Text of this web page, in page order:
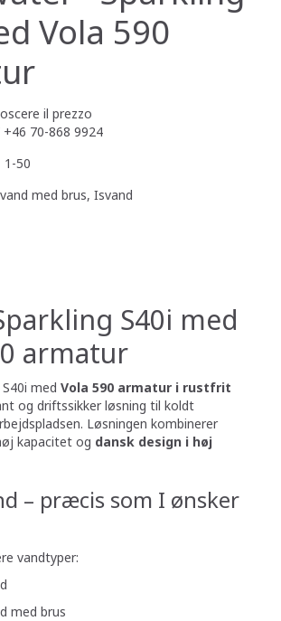
Vola 590
il prezzo
70-868 9924
1-50
med brus, Isvand
S40i med
armatur
med Vola 590 armatur i rustfrit
og driftssikker løsning til koldt
Løsningen kombinerer
kapacitet og dansk design i høj
– præcis som I ønsker
vandtyper:
med brus